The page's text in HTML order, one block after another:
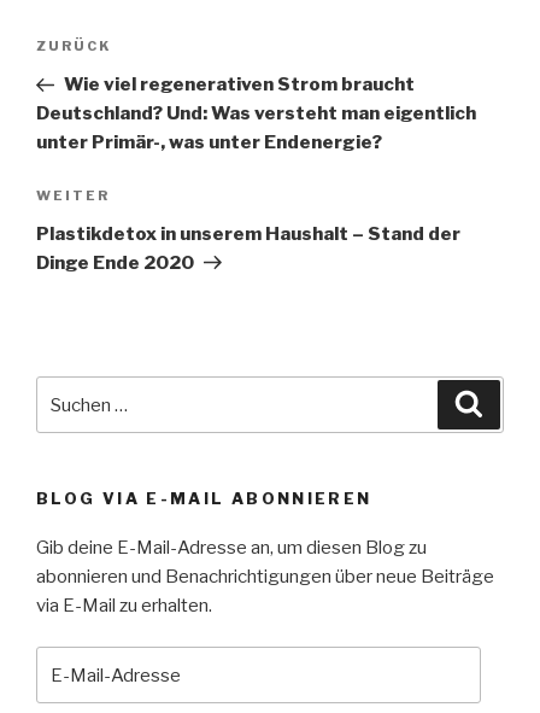
Beitragsnavigation
Vorheriger
Beitrag
ZURÜCK
Wie viel regenerativen Strom braucht
Deutschland? Und: Was versteht man eigentlich
unter Primär-, was unter Endenergie?
Nächster
Beitrag
WEITER
Plastikdetox in unserem Haushalt – Stand der
Dinge Ende 2020
nach:
BLOG VIA E-MAIL ABONNIEREN
Gib deine E-Mail-Adresse an, um diesen Blog zu
abonnieren und Benachrichtigungen über neue Beiträge
via E-Mail zu erhalten.
Mail-